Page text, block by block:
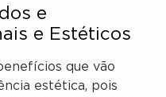
e
e Estéticos
que vão
estética, pois